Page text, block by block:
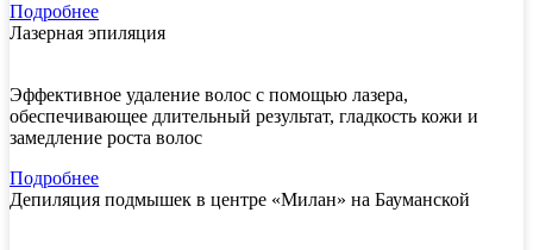
Подробнее
Лазерная эпиляция
Эффективное удаление волос с помощью лазера,
обеспечивающее длительный результат, гладкость кожи и
замедление роста волос
Подробнее
Депиляция подмышек в центре «Милан» на Бауманской